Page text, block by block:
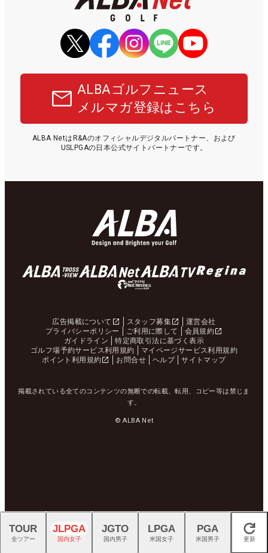
ALBAゴルフニュース
メルマガ登録はこちら
ALBA NetはR&Aのオフィシャルデジタルパートナー、および
USLPGAの日本公式サイトパートナーです。
広告掲載について スタッフ募集
運営会社
プライバシーポリシー
ご利用に際して
会員規約
ガイドライン
特定商取引法に基づく表示
ゴルフ場予約サービス利用規約
マイページサービス利用規約
ポイント利用規約
お問合せ ヘルプ サイトマップ
掲載されている全てのコンテンツの無断での転載、転用、コピー等は禁じま
す。
© ALBA Net
閉じる
TOUR
全ツアー
JLPGA
国内女子
JGTO
国内男子
LPGA
米国女子
PGA
米国男子 更新